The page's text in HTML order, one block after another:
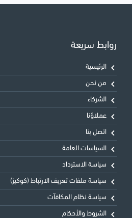
روابط سريعة
الرئيسية
من نحن
الشركاء
عملاؤنا
اتصل بنا
السياسات العامة
سياسة الاسترداد
سياسة ملفات تعريف الارتباط (كوكيز)
سياسة نظام المكافآت
الشروط والأحكام